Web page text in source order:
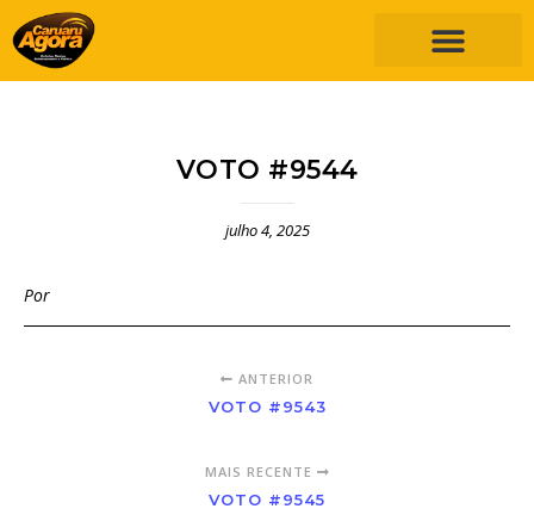
VOTO #9544
julho 4, 2025
Por
ANTERIOR
VOTO #9543
MAIS RECENTE
VOTO #9545